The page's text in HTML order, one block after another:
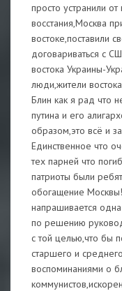
просто устранили от
восстания,Москва
востоке,поставили
договариваться с
востока Украины-
люди,жители
Блин как я рад что
путина и его
образом,это всё и
Единственное что
тех парней что
патриоты были
обогащение
напрашивается
по решению
с той целью,что бы
старшего и
воспоминаниями о